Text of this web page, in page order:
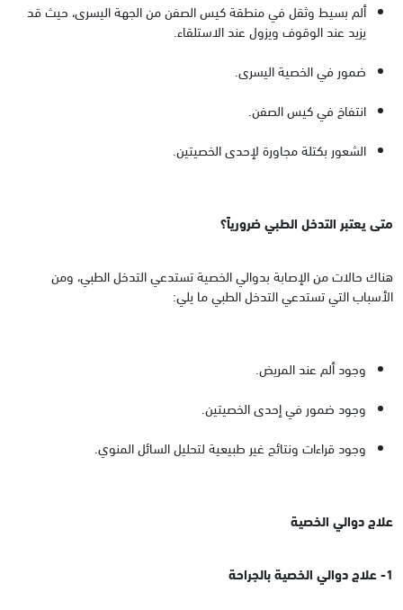
ألم بسيط وثقل في منطقة كيس الصفن من الجهة اليسرى، حيث قد
يزيد عند الوقوف ويزول عند الاستلقاء.
ضمور في الخصية اليسرى.
انتفاخ في كيس الصفن.
الشعور بكتلة مجاورة لإحدى الخصيتين.
متى يعتبر التدخل الطبي ضرورياً؟
هناك حالات من الإصابة بدوالي الخصية تستدعي التدخل الطبي، ومن
الأسباب التي تستدعي التدخل الطبي ما يلي:
وجود ألم عند المريض.
وجود ضمور في إحدى الخصيتين.
وجود قراءات ونتائج غير طبيعية لتحليل السائل المنوي.
علاج دوالي الخصية
1- علاج دوالي الخصية بالجراحة